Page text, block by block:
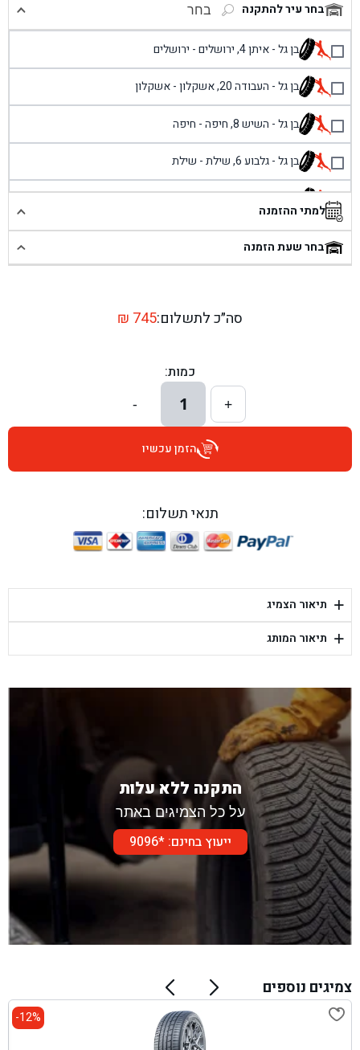
בחר עיר להתקנה בחר
בן גל - איתן 4, ירושלים - ירושלים
בן גל - העבודה 20, אשקלון - אשקלון
בן גל - השיש 8, חיפה - חיפה
בן גל - גלבוע 6, שילת - שילת
בן גל - פוריידיס, כניסה צפונית מול כביש 4 - פרדיס
בן גל - שכונת אזור תעשייה זעירה, עיילבון - עיילבון
בן גל - דרך השבעה 20, אזור - אזור
בן גל - הרצל 6, גדרה - גדרה
בן גל - שדרות דוד בן גוריון 8, באר שבע - באר שבע
בן גל - היובלים 26, הוד השרון - הוד השרון
בן גל - יפת 88, תל אביב יפו - תל אביב
בן גל - דור אלון הר טוב - בית שמש
למתי ההזמנה
בחר שעת הזמנה
סה״כ לתשלום: ₪ 745
כמות:
+
1
-
הזמן עכשיו
תנאי תשלום:
+ תיאור הצמיג
+ תיאור המותג
התקנה ללא עלות
על כל הצמיגים באתר
ייעוץ בחינם: *9096
צמיגים נוספים
12%-